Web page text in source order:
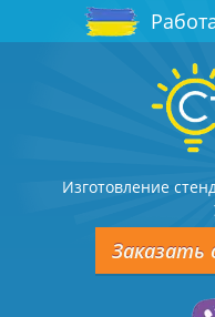
Изготовление
Заказать